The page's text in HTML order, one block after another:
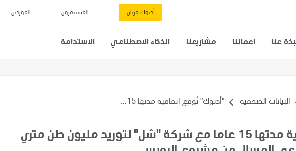
أدنوك مربان المستثمرون الموردين
عنا اعمالنا مشاريعنا الذكاء الاصطناعي الاستدامة
البيانات الصحفية "أدنوك" تُوقع اتفاقية مدتها 15...
"أدنوك" تُوقع اتفاقية مدتها 15 عاماً مع شركة "شل" لتوريد مليون طن متري